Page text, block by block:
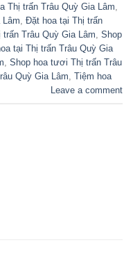
Thị trấn Trâu Quỳ Gia Lâm
Đặt hoa tại Thị trấn
Trâu Quỳ Gia Lâm Shop
tại Thị trấn Trâu Quỳ Gia
Shop hoa tươi Thị trấn Trâu
Quỳ Gia Lâm Tiệm hoa
Leave a comment